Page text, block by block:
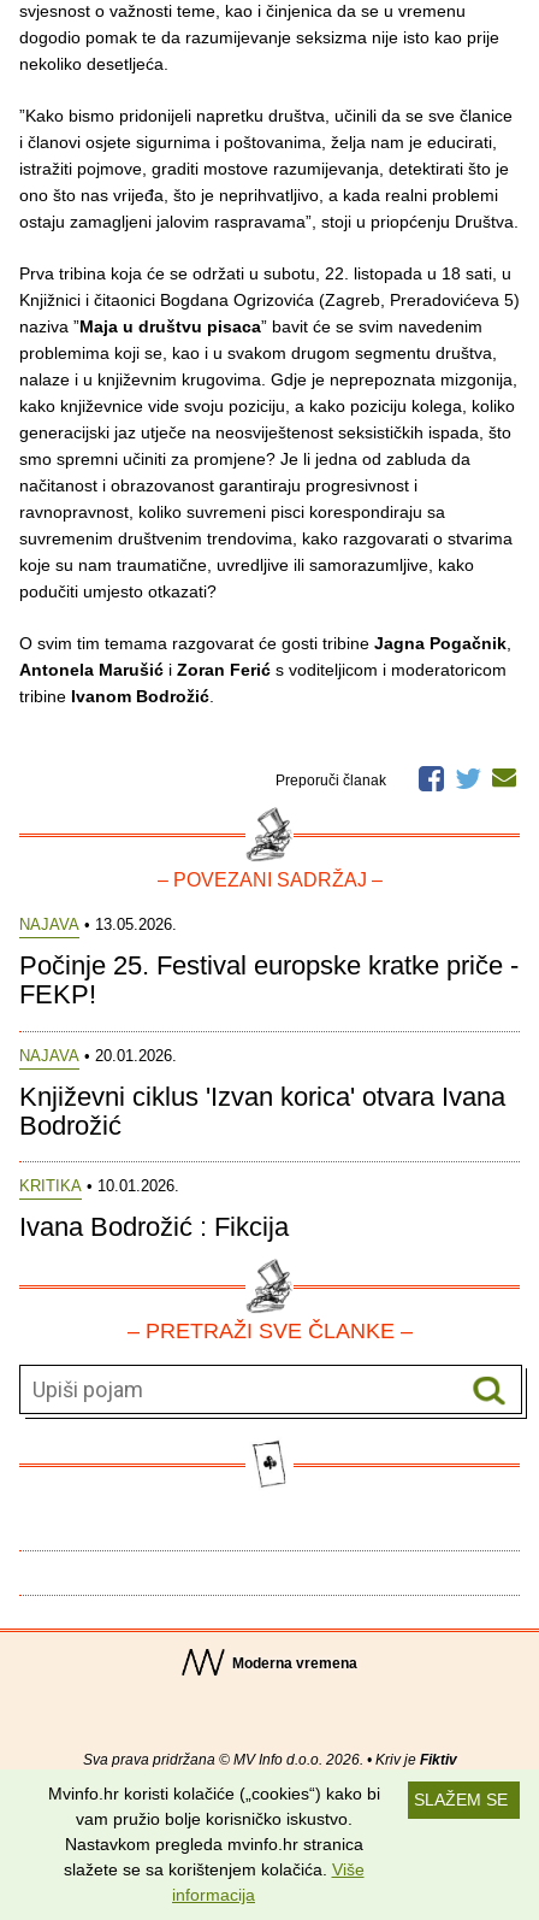
svjesnost o važnosti teme, kao i činjenica da se u vremenu
dogodio pomak te da razumijevanje seksizma nije isto kao prije
nekoliko desetljeća.
”Kako bismo pridonijeli napretku društva, učinili da se sve članice
i članovi osjete sigurnima i poštovanima, želja nam je educirati,
istražiti pojmove, graditi mostove razumijevanja, detektirati što je
ono što nas vrijeđa, što je neprihvatljivo, a kada realni problemi
ostaju zamagljeni jalovim raspravama”, stoji u priopćenju Društva.
Prva tribina koja će se održati u subotu, 22. listopada u 18 sati, u
Knjižnici i čitaonici Bogdana Ogrizovića (Zagreb, Preradovićeva 5)
naziva ”Maja u društvu pisaca” bavit će se svim navedenim
problemima koji se, kao i u svakom drugom segmentu društva,
nalaze i u književnim krugovima. Gdje je neprepoznata mizgonija,
kako književnice vide svoju poziciju, a kako poziciju kolega, koliko
generacijski jaz utječe na neosviještenost seksističkih ispada, što
smo spremni učiniti za promjene? Je li jedna od zabluda da
načitanost i obrazovanost garantiraju progresivnost i
ravnopravnost, koliko suvremeni pisci korespondiraju sa
suvremenim društvenim trendovima, kako razgovarati o stvarima
koje su nam traumatične, uvredljive ili samorazumljive, kako
podučiti umjesto otkazati?
O svim tim temama razgovarat će gosti tribine Jagna Pogačnik,
Antonela Marušić i Zoran Ferić s voditeljicom i moderatoricom
tribine Ivanom Bodrožić.
Preporuči članak
– POVEZANI SADRŽAJ –
NAJAVA • 13.05.2026.
Počinje 25. Festival europske kratke priče -
FEKP!
NAJAVA • 20.01.2026.
Književni ciklus 'Izvan korica' otvara Ivana
Bodrožić
KRITIKA • 10.01.2026.
Ivana Bodrožić : Fikcija
– PRETRAŽI SVE ČLANKE –
Moderna vremena
Sva prava pridržana © MV Info d.o.o. 2026. • Kriv je Fiktiv
Uvjeti korištenja RSS kanali
Potraži nas na:
SLAŽEM SE
Mvinfo.hr koristi kolačiće („cookies“) kako bi
vam pružio bolje korisničko iskustvo.
Nastavkom pregleda mvinfo.hr stranica
slažete se sa korištenjem kolačića. Više
informacija